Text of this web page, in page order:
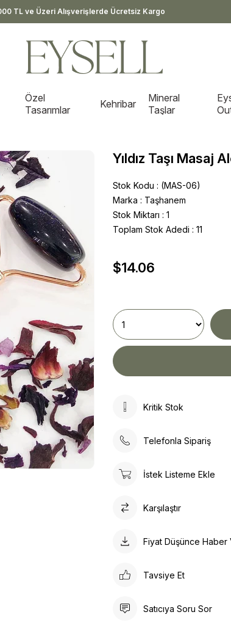
TL ve Üzeri Alışverişlerde Ücretsiz Kargo
Özel
Tasarımlar
Kehribar
Mineral
Taşlar
Yıldız Taşı Masaj
Stok Kodu
(MAS-06)
Marka : Taşhanem
Stok Miktarı : 1
Toplam Stok Adedi : 11
$14.06
Kritik Stok
Telefonla Sipariş
İstek Listeme Ekle
Karşılaştır
Fiyat Düşünce Haber
Tavsiye Et
Satıcıya Soru Sor